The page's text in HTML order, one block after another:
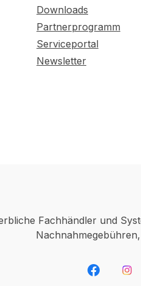
Downloads
Partnerprogramm
Serviceportal
Newsletter
Fachhändler und